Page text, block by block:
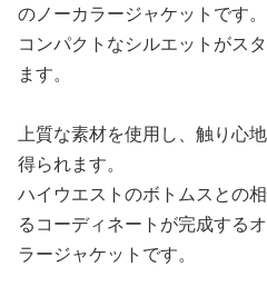
のノーカラージャケットです。
コンパクトなシルエットがス
ます。
上質な素材を使用し、触り心
得られます。
ハイウエストのボトムスとの
るコーディネートが完成する
ラージャケットです。